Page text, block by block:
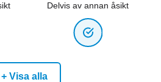
Delvis av annan åsikt
+ Visa alla